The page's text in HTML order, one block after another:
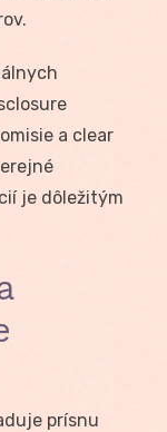
a clear
je dôležitým
prísnu